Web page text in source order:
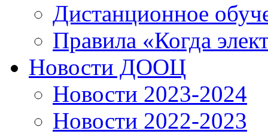
Дистанционное
Правила «Когда
Новости ДООЦ
Новости 2023-2024
Новости 2022-2023